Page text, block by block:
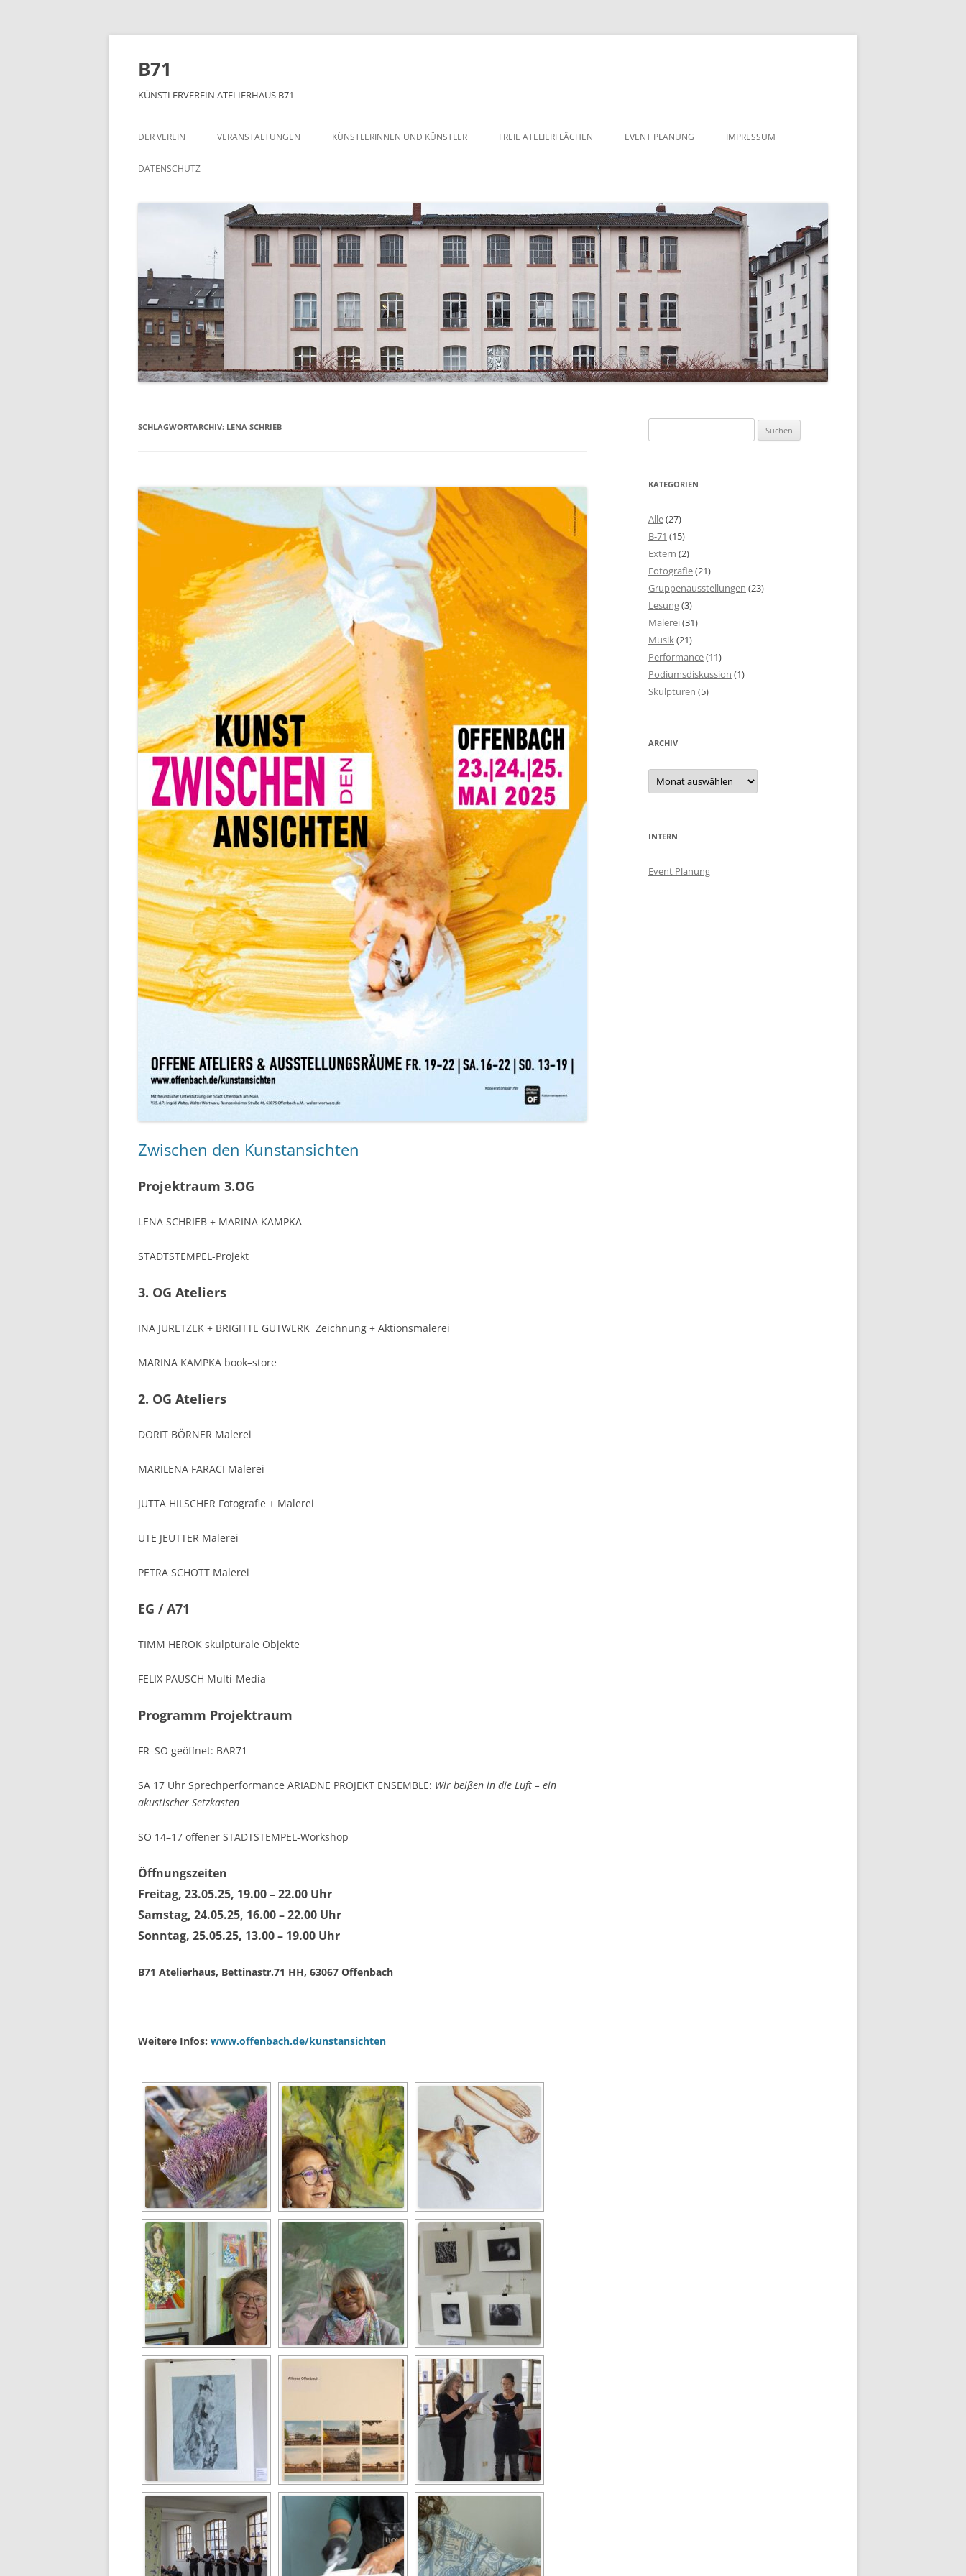
Zum
B71
KÜNSTLERVEREIN ATELIERHAUS B71
DER VEREIN VERANSTALTUNGEN KÜNSTLERINNEN UND KÜNSTLER FREIE ATELIERFLÄCHEN EVENT PLANUNG IMPRESSUM
DATENSCHUTZ
SCHLAGWORTARCHIV: LENA SCHRIEB
Zwischen den Kunstansichten
Projektraum 3.OG
LENA SCHRIEB + MARINA KAMPKA
STADTSTEMPEL -Projekt
3. OG Ateliers
INA JURETZEK + BRIGITTE GUTWERK Zeichnung + Aktionsmalerei
MARINA KAMPKA book–store
2. OG Ateliers
DORIT BÖRNER Malerei
MARILENA FARACI Malerei
JUTTA HILSCHER Fotografie + Malerei
UTE JEUTTER Malerei
PETRA SCHOTT Malerei
EG / A71
TIMM HEROK skulpturale Objekte
FELIX PAUSCH Multi-Media
Programm Projektraum
FR–SO geöffnet: BAR71
SA 17 Uhr Sprechperformance ARIADNE PROJEKT ENSEMBLE: Wir beißen in die Luft – ein
akustischer Setzkasten
SO 14–17 offener STADTSTEMPEL -Workshop
Öffnungszeiten
Freitag, 23.05.25, 19.00 – 22.00 Uhr
Samstag, 24.05.25, 16.00 – 22.00 Uhr
Sonntag, 25.05.25, 13.00 – 19.00 Uhr
B71 Atelierhaus, Bettinastr.71 HH, 63067 Offenbach
Weitere Infos: www.offenbach.de/kunstansichten
nach:
KATEGORIEN
Alle(27)
B-71 (15)
Extern (2)
Fotografie(21)
Gruppenausstellungen (23)
Lesung(3)
Malerei(31)
Musik (21)
Performance(11)
Podiumsdiskussion (1)
Skulpturen (5)
ARCHIV
Archiv
INTERN
Event Planung